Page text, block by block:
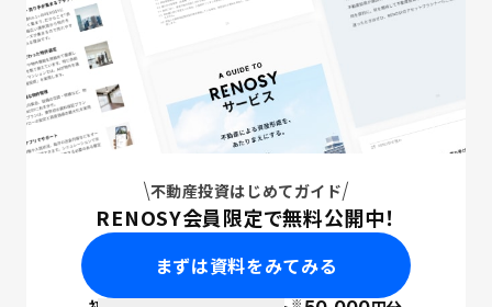
不動産投資はじめてガイド
RENOSY会員限定で無料公開中！
まずは資料をみてみる
※